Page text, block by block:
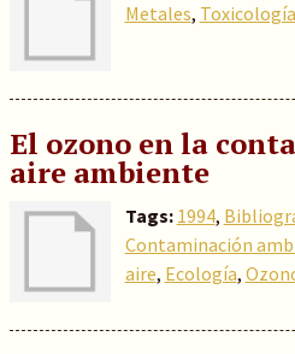
Metales, Toxicología
El ozono en la
aire ambiente
Tags: 1994,
Contaminación
aire, Ecología,